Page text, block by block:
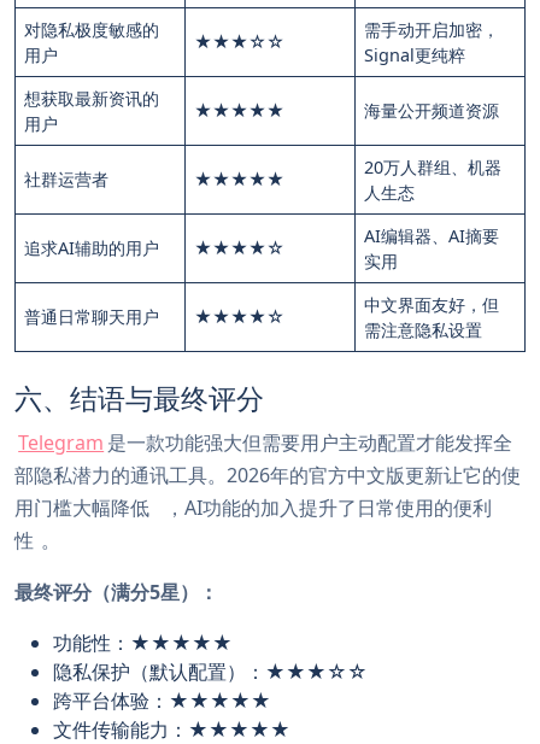
对隐私极度敏感的
用户
★★★☆☆
需手动开启加密，
Signal更纯粹
想获取最新资讯的
用户
★★★★★ 海量公开频道资源
社群运营者 ★★★★★
20万人群组、机器
人生态
追求AI辅助的用户 ★★★★☆
AI编辑器、AI摘要
实用
普通日常聊天用户 ★★★★☆
中文界面友好，但
需注意隐私设置
六、结语与最终评分
Telegram 是一款功能强大但需要用户主动配置才能发挥全
部隐私潜力的通讯工具。2026年的官方中文版更新让它的使
用门槛大幅降低
，AI功能的加入提升了日常使用的便利
性 。
最终评分（满分5星）：
功能性：★★★★★
隐私保护（默认配置）：★★★☆☆
跨平台体验：★★★★★
文件传输能力：★★★★★